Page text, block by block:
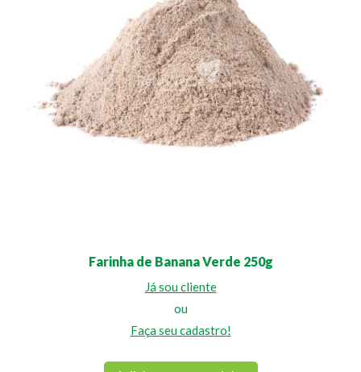
Farinha de Banana Verde 250g
Já sou cliente
ou
Faça seu cadastro!